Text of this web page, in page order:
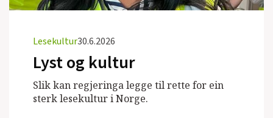
Lesekultur30.6.2026
Lyst og kultur
Slik kan regjeringa legge til rette for ein
sterk lesekultur i Norge.